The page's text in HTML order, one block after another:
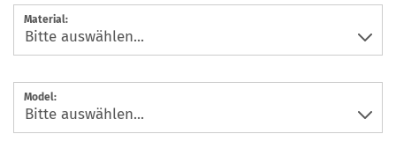
Material:
Model: